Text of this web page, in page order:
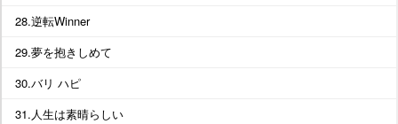
28.逆転Winner
29.夢を抱きしめて
30.バリ ハピ
31.人生は素晴らしい